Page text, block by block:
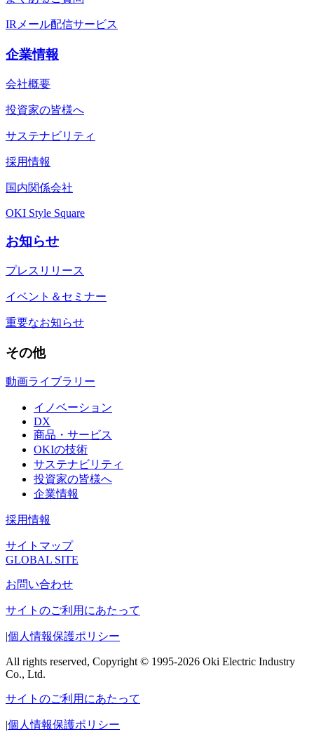
IRメール配信サービス
企業情報
会社概要
投資家の皆様へ
サステナビリティ
採用情報
国内関係会社
OKI Style Square
お知らせ
プレスリリース
イベント＆セミナー
重要なお知らせ
その他
動画ライブラリー
イノベーション
DX
商品・サービス
OKIの技術
サステナビリティ
投資家の皆様へ
企業情報
採用情報
サイトマップ
GLOBAL SITE
お問い合わせ
サイトのご利用にあたって
|個人情報保護ポリシー
All rights reserved, Copyright © 1995-2026 Oki Electric Industry
Co., Ltd.
サイトのご利用にあたって
|個人情報保護ポリシー